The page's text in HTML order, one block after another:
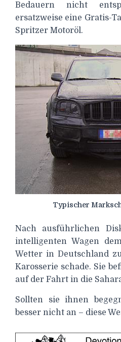
Bedauern nicht
ersatzweise eine Gratis-
Spritzer Motoröl.
Typischer
Nach ausführlichen
intelligenten Wagen
Wetter in Deutschland
Karosserie schade. Sie
auf der Fahrt in die
Sollten sie ihnen
besser nicht an – diese